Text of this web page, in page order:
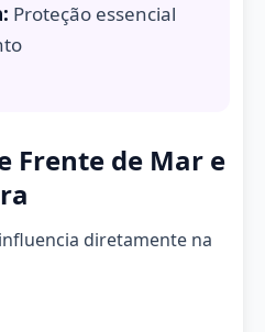
Proteção essencial
Frente de Mar e
diretamente na